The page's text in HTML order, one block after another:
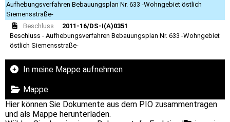
Aufhebungsverfahren Bebauungsplan Nr. 633 -Wohngebiet östlich
Siemensstraße-
Beschluss
2011-16/DS-I(A)0351
Beschluss - Aufhebungsverfahren Bebauungsplan Nr. 633 -Wohngebiet
östlich Siemensstraße-
In meine Mappe aufnehmen
Mappe
Hier können Sie Dokumente aus dem PIO zusammentragen
und als Mappe herunterladen.